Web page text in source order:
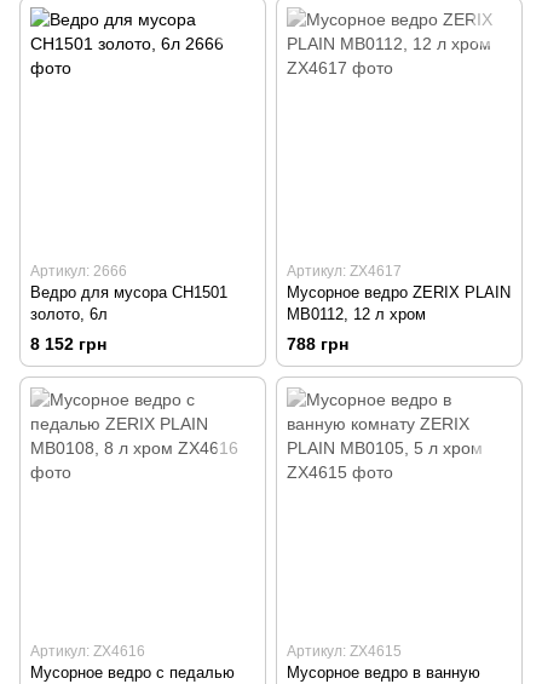
Артикул: 2666
Ведро для мусора CH1501
золото, 6л
8 152 грн
Артикул: ZX4617
Мусорное ведро ZERIX PLAIN
MB0112, 12 л хром
788 грн
Артикул: ZX4616
Мусорное ведро с педалью
Артикул: ZX4615
Мусорное ведро в ванную